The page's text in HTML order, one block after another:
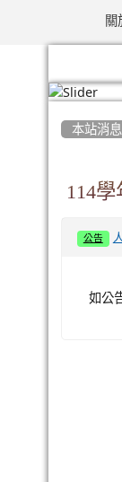
關
本站消息
114
公告
如公